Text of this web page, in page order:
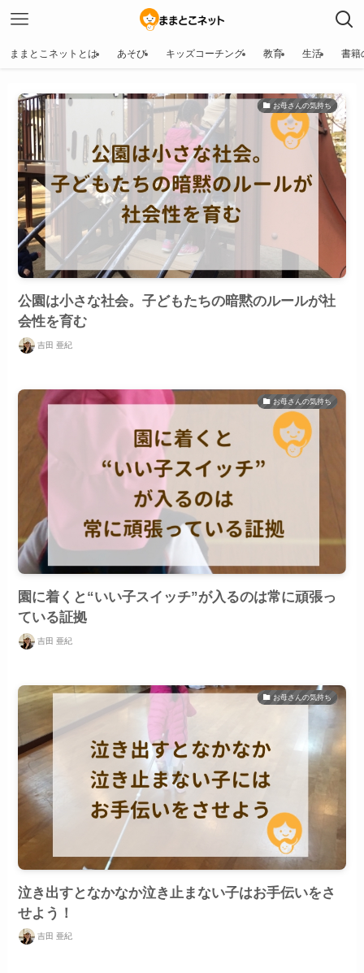
ままとこネットとは あそび キッズコーチング 教育 生活 書籍
お母さんの気持ち
公園は小さな社会。子どもたちの暗黙のルールが社
会性を育む
吉田 亜紀
お母さんの気持ち
園に着くと“いい子スイッチ”が入るのは常に頑張っ
ている証拠
吉田 亜紀
お母さんの気持ち
泣き出すとなかなか泣き止まない子はお手伝いをさ
せよう！
吉田 亜紀